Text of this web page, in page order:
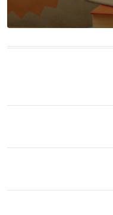
التي ارتبطت